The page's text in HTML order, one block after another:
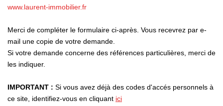
Laurent Immobilier Pont De Vaux
Notre Équipe
Nous Rejoindre
www.laurent-immobilier.fr
Merci de compléter le formulaire ci-après. Vous recevrez par e-
mail une copie de votre demande.
Si votre demande concerne des références particulières, merci de
les indiquer.
IMPORTANT : Si vous avez déjà des codes d'accés personnels à
ce site, identifiez-vous en cliquant ici